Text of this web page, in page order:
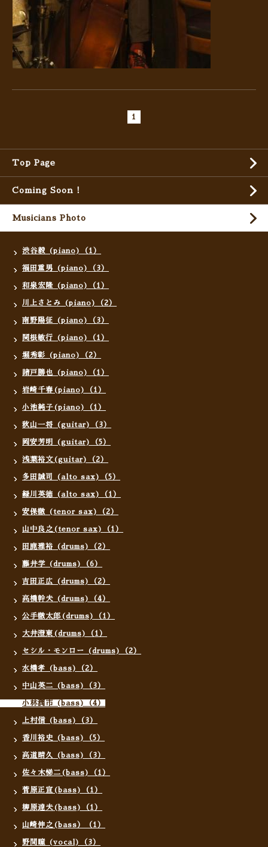
1
Top Page
Coming Soon !
Musicians Photo
渋谷毅 (piano)（1）
福田重男 (piano)（3）
和泉宏隆 (piano)（1）
川上さとみ (piano)（2）
南野陽征 (piano)（3）
関根敏行 (piano)（1）
堀秀彰 (piano)（2）
諸戸勝也 (piano)（1）
岩崎千春(piano)（1）
小池純子(piano)（1）
秋山一将 (guitar)（3）
岡安芳明 (guitar)（5）
浅葉裕文(guitar)（2）
多田誠司 (alto sax)（5）
緑川英徳 (alto sax)（1）
安保徹 (tenor sax)（2）
山中良之(tenor sax)（1）
田鹿雅裕 (drums)（2）
藤井学 (drums)（6）
吉田正広 (drums)（2）
高橋幹夫 (drums)（4）
公手徹太郎(drums)（1）
大井澄東(drums)（1）
セシル・モンロー (drums)（2）
水橋孝 (bass)（2）
中山英二 (bass)（3）
小林潤市 (bass)（4）
上村信 (bass)（3）
香川裕史 (bass)（5）
高道晴久 (bass)（3）
佐々木悌二(bass)（1）
菅原正宣(bass)（1）
柳原達夫(bass)（1）
山崎伸之(bass）（1）
野間瞳 (vocal)（3）